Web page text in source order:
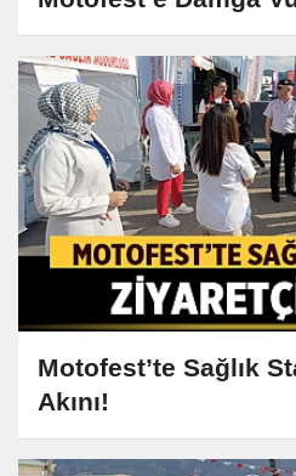
Motofest’te Sağlık
Akını!